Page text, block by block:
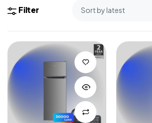
Filter